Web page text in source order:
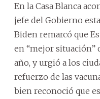
En la Casa Blanca
jefe del Gobierno
Biden remarcó que
en “mejor situación”
año, y urgió a los
refuerzo de las
bien reconoció que